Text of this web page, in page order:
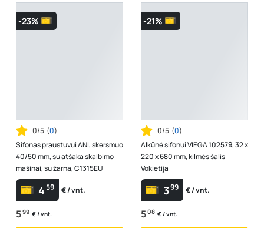
-23%
0/5 (0)
Sifonas praustuvui ANI, skersmuo
40/50 mm, su atšaka skalbimo
mašinai, su žarna, C1315EU
459 € / vnt.
599 € / vnt.
-21%
0/5 (0)
Alkūnė sifonui VIEGA 102579, 32 x
220 x 680 mm, kilmės šalis
Vokietija
399 € / vnt.
508 € / vnt.